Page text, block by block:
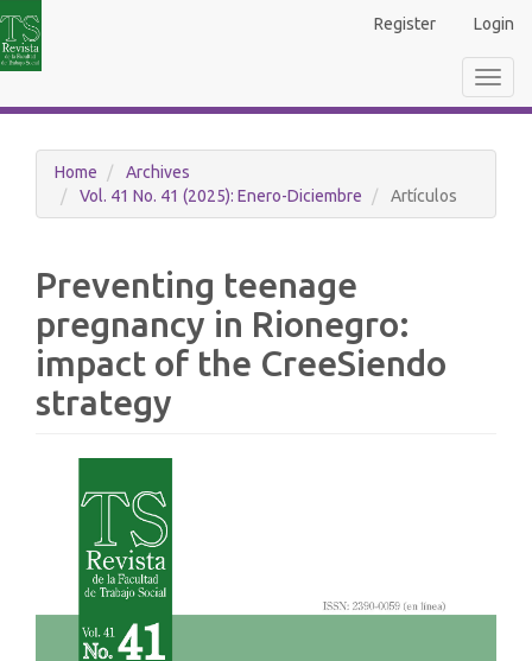
Sidebar
Register Login
Home
Archives
Vol. 41 No. 41 (2025): Enero-Diciembre
Artículos
Preventing teenage
pregnancy in Rionegro:
impact of the CreeSiendo
strategy
Sidebar